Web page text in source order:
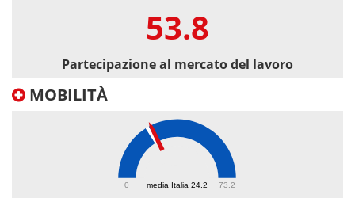
53.8
Partecipazione al mercato del lavoro
MOBILITÀ
media Italia 24.2
0 73.2